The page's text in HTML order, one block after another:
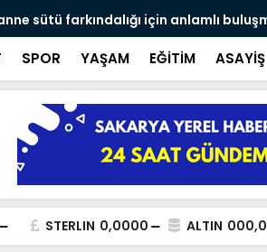
sütü farkındalığı için anlamlı
SPOR YAŞAM EĞİTİM ASAYİŞ
STERLIN 0,0000 ALTIN